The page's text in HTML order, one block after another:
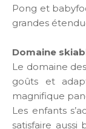
Pong et
grandes
Domaine
Le domaine
goûts et
magnifique
Les enfants
satisfaire